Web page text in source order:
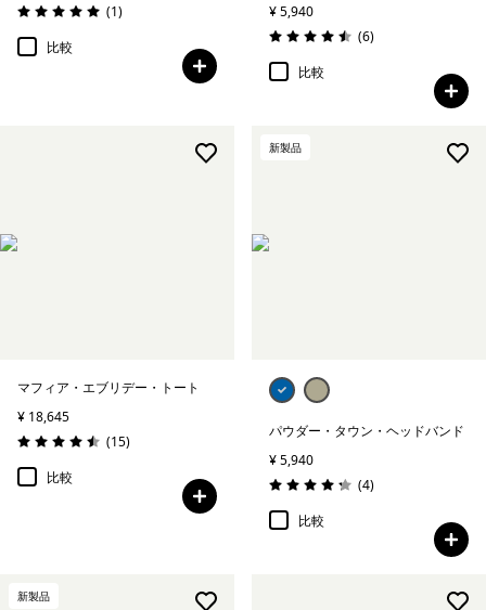
評価: 5.0 / 5
(1レビュー
)
比較
¥ 5,940
評価: 4.5 / 5
(6レビュー
)
比較
マフィア・エブリデー・トート
¥ 18,645
評価: 4.5 / 5
(15レビュー
)
比較
新製品
パウダー・タウン・ヘッドバンド
¥ 5,940
評価: 4.3 / 5
(4レビュー
)
比較
新製品